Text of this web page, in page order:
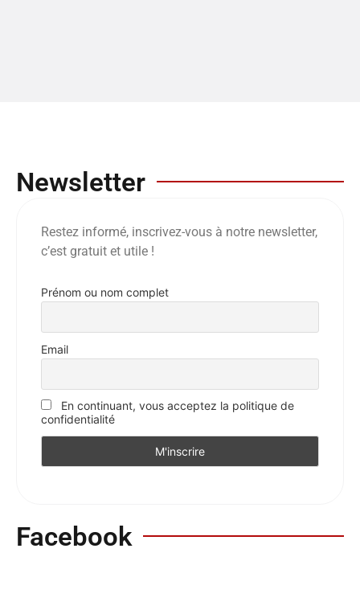
Newsletter
Restez informé, inscrivez-vous à notre newsletter,
c’est gratuit et utile !
Prénom ou nom complet
Email
En continuant, vous acceptez la politique de
confidentialité
Facebook